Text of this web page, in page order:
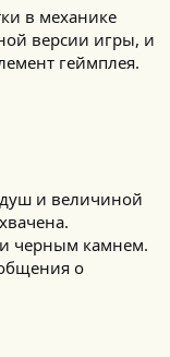
в механике
версии игры, и
геймплея.​
и величиной
черным камнем.
о